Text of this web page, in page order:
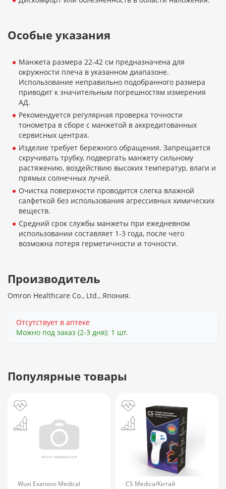
Особые указания
Манжета размера 22-42 см предназначена для
окружности плеча в указанном диапазоне.
Использование неправильно подобранного размера
приводит к значительным погрешностям измерения
АД.
Рекомендуется регулярная проверка точности
тонометра в сборе с манжетой в аккредитованных
сервисных центрах.
Изделие требует бережного обращения. Запрещается
скручивать трубку, подвергать манжету сильному
растяжению, воздействию высоких температур, влаги и
прямых солнечных лучей.
Очистка поверхности проводится слегка влажной
салфеткой без использования агрессивных химических
веществ.
Средний срок службы манжеты при ежедневном
использовании составляет 1-3 года, после чего
возможна потеря герметичности и точности.
Производитель
Omron Healthcare Co., Ltd., Япония.
Отсутствует в аптеке
Можно под заказ (2-3 дня): 1 шт.
Популярные товары
Wuxi Exanovo Medical
CS Medica/Китай